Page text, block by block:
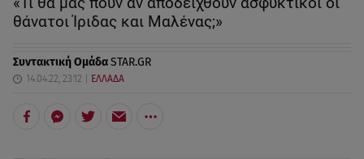
θάνατοι Ίριδας και Μαλένας;»
Συντακτική ΟμάδαSTAR.GR
14.04.22, 23:12 ΕΛΛΑΔΑ